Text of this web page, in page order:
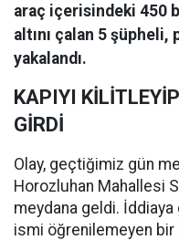
araç içerisindeki 450
altını çalan 5
yakalandı.
KAPIYI
GİRDİ
Olay, geçtiğimiz gün
Horozluhan Mahallesi
meydana geldi.
ismi öğrenilemeyen bir